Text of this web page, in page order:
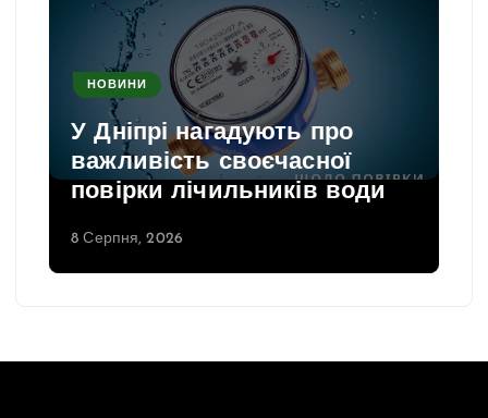
НОВИНИ
У Дніпрі нагадують про
важливість своєчасної
повірки лічильників води
8 Серпня, 2026